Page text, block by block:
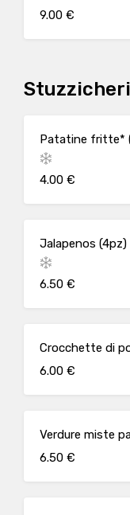
9.00 €
Patatine fritte*
4.00 €
Jalapenos (4pz)
6.50 €
Crocchette di
6.00 €
Verdure miste
6.50 €